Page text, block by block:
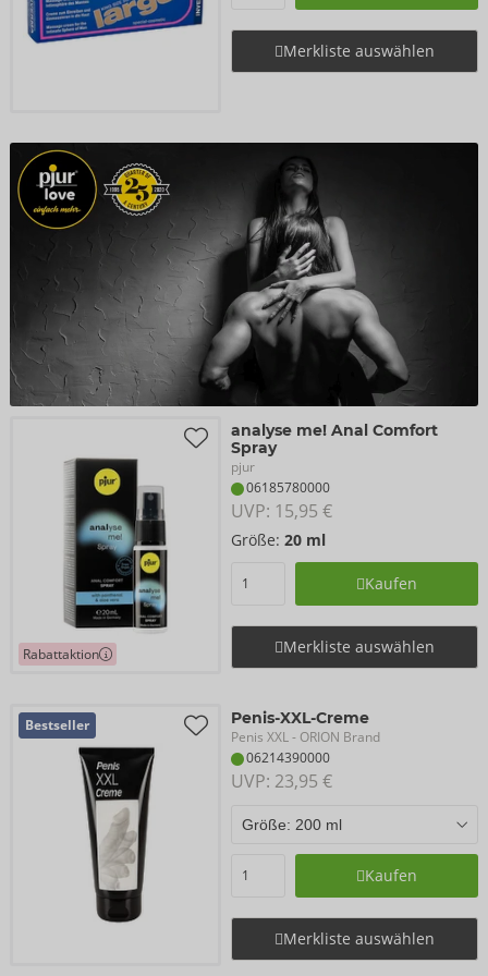
Merkliste auswählen
Rabattaktion
analyse me! Anal Comfort
Spray
pjur
06185780000
UVP: 15,95 €
Größe: 20 ml
Kaufen
Merkliste auswählen
Bestseller Penis-XXL-Creme
Penis XXL- ORION Brand
06214390000
UVP: 23,95 €
Kaufen
Merkliste auswählen